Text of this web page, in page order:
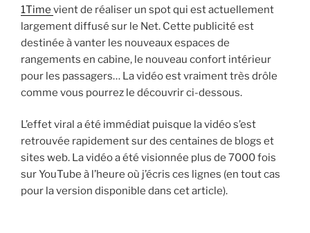
1Time vient de réaliser un spot qui est actuellement
largement diffusé sur le Net. Cette publicité est
destinée à vanter les nouveaux espaces de
rangements en cabine, le nouveau confort intérieur
pour les passagers… La vidéo est vraiment très drôle
comme vous pourrez le découvrir ci-dessous.
L’effet viral a été immédiat puisque la vidéo s’est
retrouvée rapidement sur des centaines de blogs et
sites web. La vidéo a été visionnée plus de 7000 fois
sur YouTube à l’heure où j’écris ces lignes (en tout cas
pour la version disponible dans cet article).